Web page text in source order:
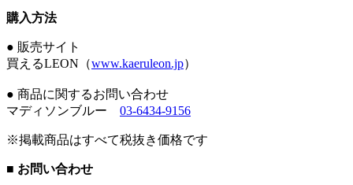
購入方法
● 販売サイト
買えるLEON（www.kaeruleon.jp）
● 商品に関するお問い合わせ
マディソンブルー 03-6434-9156
※掲載商品はすべて税抜き価格です
■ お問い合わせ